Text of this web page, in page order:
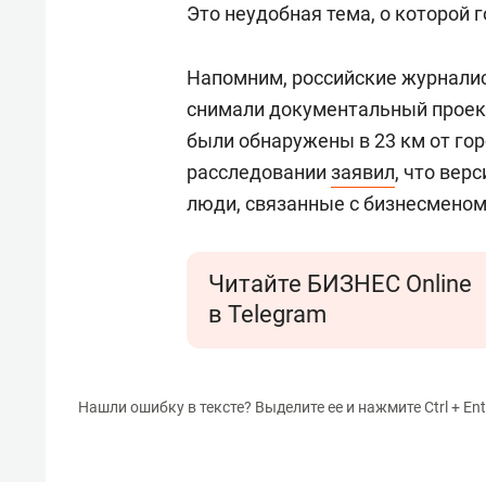
Это неудобная тема, о которой
Напомним, российские
снимали документальный
были обнаружены в 23 км от
расследовании заявил, что
люди, связанные с бизнесменом
Читайте БИЗНЕС Online
в Telegram
Нашли ошибку в тексте? Выделите ее и нажмите Ctrl +